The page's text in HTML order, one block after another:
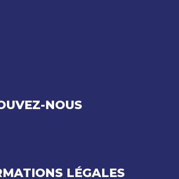
NOUS
LÉGALES